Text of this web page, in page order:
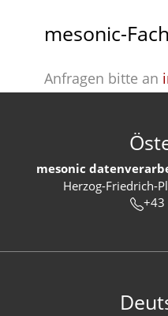
mesonic-
Anfragen bitte an
mesonic
Herzog-Friedrich-
+43